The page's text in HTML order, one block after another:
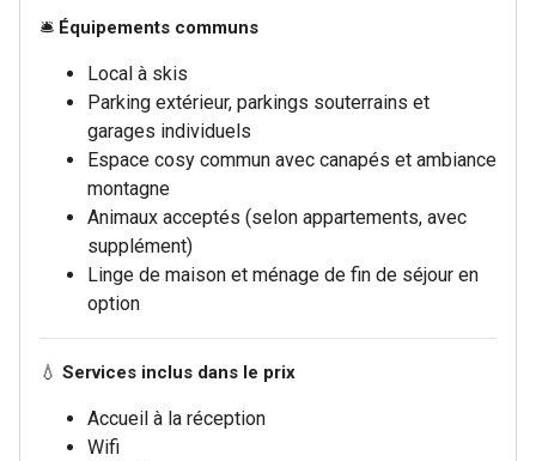
🛎️ Équipements communs
Local à skis
Parking extérieur, parkings souterrains et
garages individuels
Espace cosy commun avec canapés et ambiance
montagne
Animaux acceptés (selon appartements, avec
supplément)
Linge de maison et ménage de fin de séjour en
option
💧 Services inclus dans le prix
Accueil à la réception
Wifi